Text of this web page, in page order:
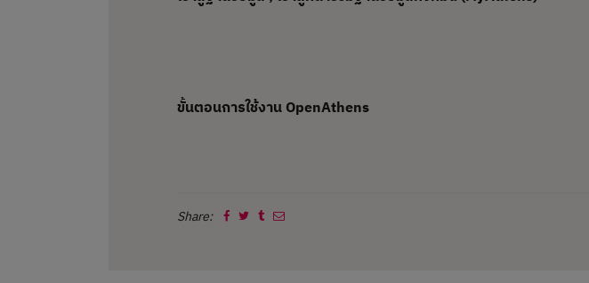
ขั้นตอนการใช้งาน OpenAthens
Share: